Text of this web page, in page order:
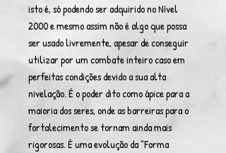
isto é, só podendo ser adquirido no Nível
2000 e mesmo assim não é algo que possa
ser usado livremente, apesar de conseguir
utilizar por um combate inteiro caso em
perfeitas condições devido a sua alta
nivelação. É o poder dito como ápice para a
maioria dos seres, onde as barreiras para o
fortalecimento se tornam ainda mais
rigorosas. É uma evolução da "Forma